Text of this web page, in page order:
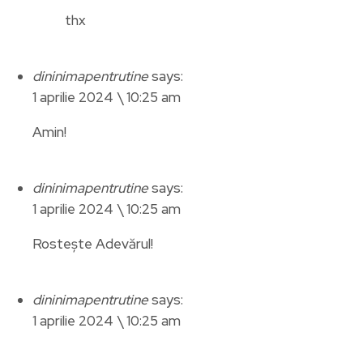
thx
dininimapentrutinesays:
1 aprilie 2024 \ 10:25 am
Amin!
dininimapentrutinesays:
1 aprilie 2024 \ 10:25 am
Rostește Adevărul!
dininimapentrutinesays:
1 aprilie 2024 \ 10:25 am